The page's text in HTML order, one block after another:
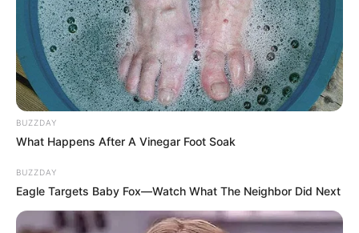
μοτοσικλέτα ανατρέπεται βίαια στο
οδόστρωμα.
BUZZDAY
What Happens After A Vinegar Foot Soak
BUZZDAY
Eagle Targets Baby Fox—Watch What The Neighbor Did Next